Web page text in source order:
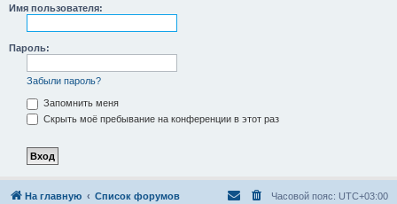
Имя пользователя:
Пароль:
Забыли пароль?
Запомнить меня
Скрыть моё пребывание на конференции в этот раз
На главную Список форумов Часовой пояс: UTC+03:00